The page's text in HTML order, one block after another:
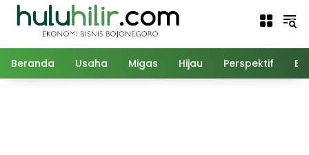
Langsung
Beranda Usaha Migas Hijau Perspektif